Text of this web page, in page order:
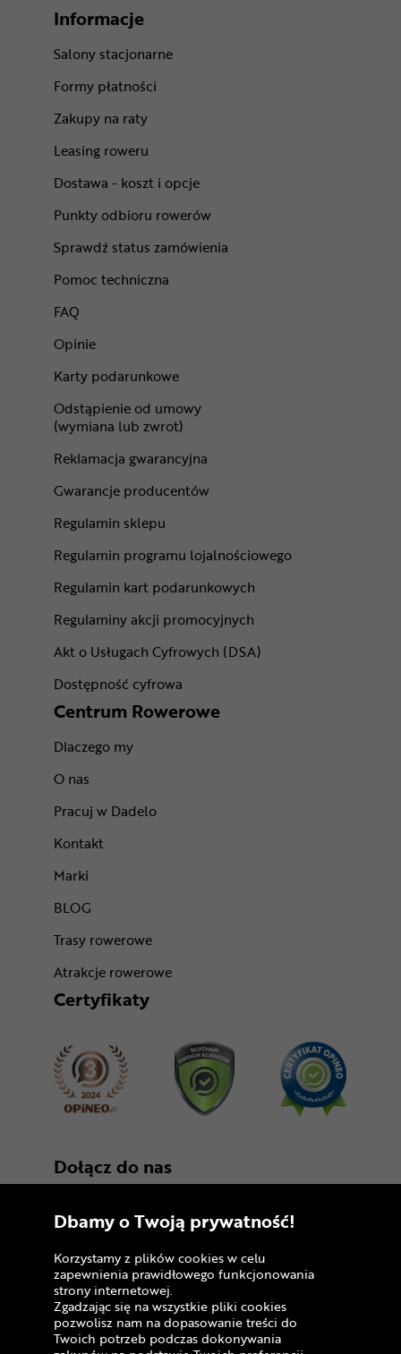
Informacje
Salony stacjonarne
Formy płatności
Zakupy na raty
Leasing roweru
Dostawa - koszt i opcje
Punkty odbioru rowerów
Sprawdź status zamówienia
Pomoc techniczna
FAQ
Opinie
Karty podarunkowe
Odstąpienie od umowy
(wymiana lub zwrot)
Reklamacja gwarancyjna
Gwarancje producentów
Regulamin sklepu
Regulamin programu lojalnościowego
Regulamin kart podarunkowych
Regulaminy akcji promocyjnych
Akt o Usługach Cyfrowych (DSA)
Dostępność cyfrowa
Centrum Rowerowe
Dlaczego my
O nas
Pracuj w Dadelo
Kontakt
Marki
BLOG
Trasy rowerowe
Atrakcje rowerowe
Certyfikaty
Dołącz do nas
Copyright © 2005 - 2026
Polityka prywatności i zasady korzystania z
Dbamy o Twoją prywatność!
Korzystamy z plików cookies w celu
zapewnienia prawidłowego funkcjonowania
strony internetowej.
Zgadzając się na wszystkie pliki cookies
pozwolisz nam na dopasowanie treści do
Twoich potrzeb podczas dokonywania